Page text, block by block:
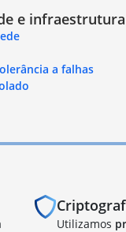
e infraestrutura
a falhas
Utilizamos